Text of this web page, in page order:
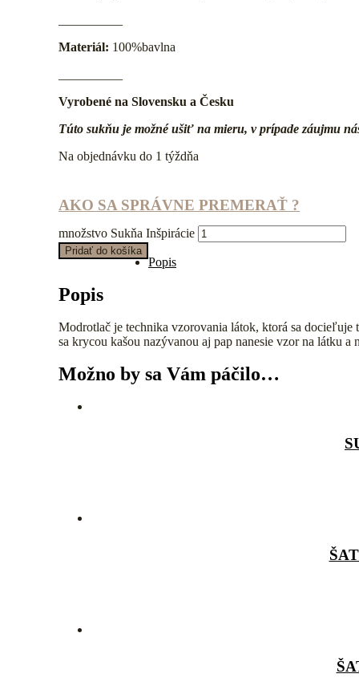
Materiál: 100%bavlna
Vyrobené na Slovensku a Česku
Túto sukňu je možné ušiť na mieru, v prípade záujmu
Na objednávku do 1 týždňa
AKO SA SPRÁVNE PREMERAŤ ?
množstvo Sukňa Inšpirácie
Pridať do košíka
Popis
Popis
Modrotlač je technika vzorovania látok, ktorá sa
sa krycou kašou nazývanou aj pap nanesie vzor na látku
Možno by sa Vám páčilo…